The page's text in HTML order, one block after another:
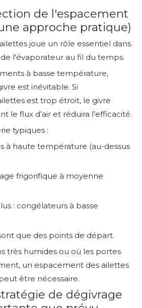
de l'espacement
approche pratique)
joue un rôle essentiel dans
l'évaporateur au fil du temps.
à basse température,
est inévitable. Si
est trop étroit, le givre
le flux d’air et réduira l’efficacité.
typiques :
à haute température (au-dessus
frigorifique à moyenne
: congélateurs à basse
que des points de départ.
très humides ou où les portes
un espacement des ailettes
être nécessaire.
de dégivrage